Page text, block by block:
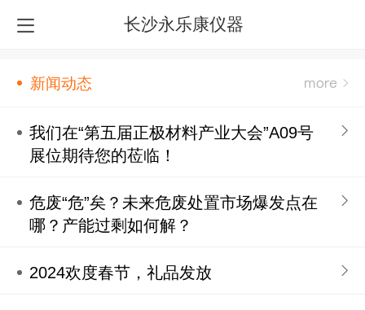
长沙永乐康仪器
新闻动态
我们在“第五届正极材料产业大会”A09号
展位期待您的莅临！
危废“危”矣？未来危废处置市场爆发点在
哪？产能过剩如何解？
2024欢度春节，礼品发放